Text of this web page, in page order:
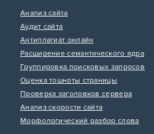
Анализ сайта
Аудит сайта
Антиплагиат онлайн
Расширение семантического ядра
Группировка поисковых запросов
Оценка тошноты страницы
Проверка заголовков сервера
Анализ скорости сайта
Морфологический разбор слова